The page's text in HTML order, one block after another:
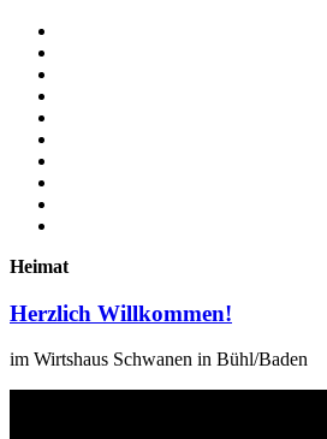
Heimat
Herzlich Willkommen!
im Wirtshaus Schwanen in Bühl/Baden